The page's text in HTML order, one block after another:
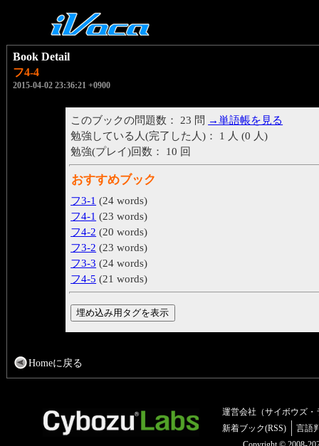
Book Detail
フ4-4
2015-04-02 23:36:21 +0900
このブックの問題数： 23 問 →単語帳を見る
勉強している人(完了した人)： 1 人 (0 人)
勉強(プレイ)回数： 10 回
おすすめブック
フ3-1 (24 words)
フ4-1 (23 words)
フ4-2 (20 words)
フ3-2 (23 words)
フ3-3 (24 words)
フ4-5 (21 words)
Homeに戻る
運営会社（サイボウズ・
新着ブック(RSS)
言語